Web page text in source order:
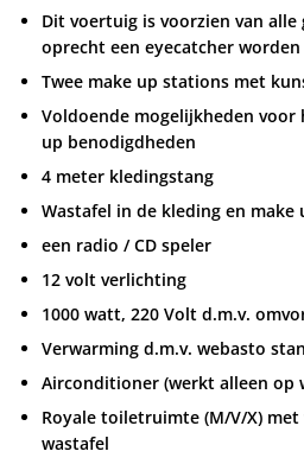
Dit voertuig is voorzien van alle
oprecht een eyecatcher worden
Twee make up stations met
Voldoende mogelijkheden voor
up benodigdheden
4 meter kledingstang
Wastafel in de kleding en make
een radio / CD speler
12 volt verlichting
1000 watt, 220 Volt d.m.v.
Verwarming d.m.v. webasto
Airconditioner (werkt alleen op
Royale toiletruimte (M/V/X)
wastafel